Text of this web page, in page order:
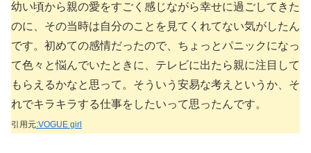
幼い頃から親の愛をすごく感じながら幸せに過ごしてきた
のに、その当時は自分のことを見てくれてない気がしたん
です。初めての感情だったので、ちょっとパニックになっ
て色々と悩んでいたときに、テレビに出たら親に注目して
もらえるかなと思って。そういう安易な考えというか、そ
れでキラキラする仕事をしたいって思ったんです。
引用元:VOGUE girl